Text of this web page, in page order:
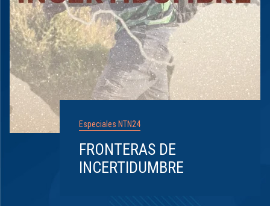
Especiales NTN24
FRONTERAS DE
INCERTIDUMBRE